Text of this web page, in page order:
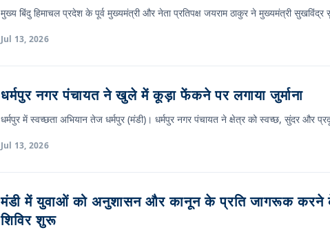
मुख्य बिंदु हिमाचल प्रदेश के पूर्व मुख्यमंत्री और नेता प्रतिपक्ष जयराम ठाकुर ने मुख्यमंत्री
Jul 13, 2026
धर्मपुर नगर पंचायत ने खुले में कूड़ा फेंकने पर लगाया जुर्माना
धर्मपुर में स्वच्छता अभियान तेज धर्मपुर (मंडी)। धर्मपुर नगर पंचायत ने क्षेत्र को स्वच्छ, सुंदर और
Jul 13, 2026
मंडी में युवाओं को अनुशासन और कानून के प्रति जागरूक करने
शिविर शुरू